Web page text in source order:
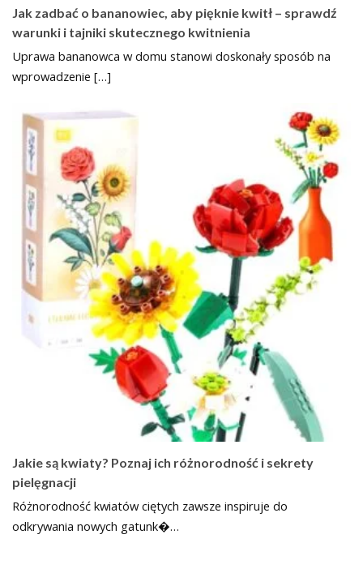
Jak zadbać o bananowiec, aby pięknie kwitł – sprawdź
warunki i tajniki skutecznego kwitnienia
Uprawa bananowca w domu stanowi doskonały sposób na
wprowadzenie […]
Jakie są kwiaty? Poznaj ich różnorodność i sekrety
pielęgnacji
Różnorodność kwiatów ciętych zawsze inspiruje do
odkrywania nowych gatunk�…